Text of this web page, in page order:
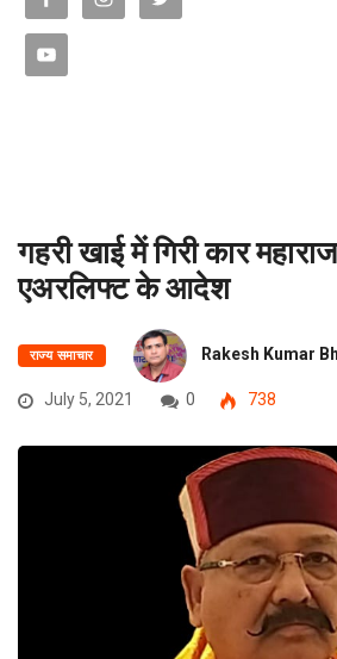
गहरी खाई में गिरी कार
एअरलिफ्ट के आदेश
राज्य समाचार Rakesh Kumar
July 5, 2021 0 738